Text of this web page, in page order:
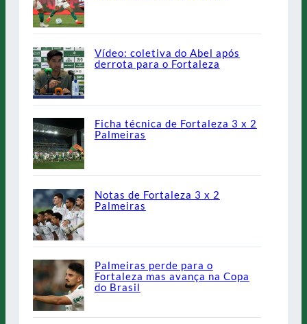
Vídeo: coletiva do Abel após
derrota para o Fortaleza
Ficha técnica de Fortaleza 3 x 2
Palmeiras
Notas de Fortaleza 3 x 2
Palmeiras
Palmeiras perde para o
Fortaleza mas avança na Copa
do Brasil